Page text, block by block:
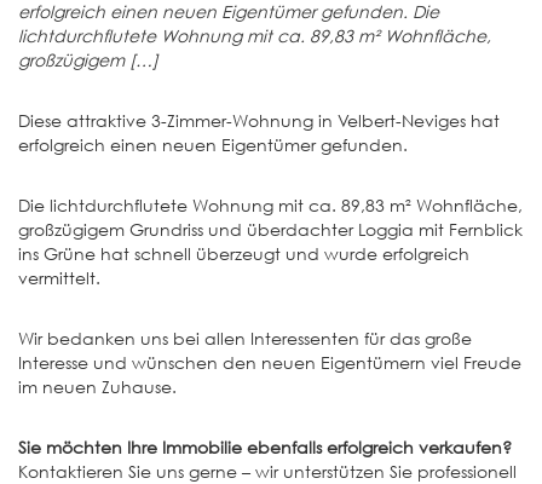
erfolgreich einen neuen Eigentümer gefunden. Die
lichtdurchflutete Wohnung mit ca. 89,83 m² Wohnfläche,
großzügigem […]
Diese attraktive 3-Zimmer-Wohnung in Velbert-Neviges hat
erfolgreich einen neuen Eigentümer gefunden.
Die lichtdurchflutete Wohnung mit ca. 89,83 m² Wohnfläche,
großzügigem Grundriss und überdachter Loggia mit Fernblick
ins Grüne hat schnell überzeugt und wurde erfolgreich
vermittelt.
Wir bedanken uns bei allen Interessenten für das große
Interesse und wünschen den neuen Eigentümern viel Freude
im neuen Zuhause.
Sie möchten Ihre Immobilie ebenfalls erfolgreich verkaufen?
Kontaktieren Sie uns gerne – wir unterstützen Sie professionell